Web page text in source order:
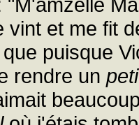
vint et me fit
puisque
rendre un